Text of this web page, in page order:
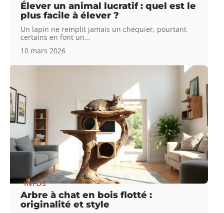
Élever un animal lucratif : quel est le
plus facile à élever ?
Un lapin ne remplit jamais un chéquier, pourtant
certains en font un…
10 mars 2026
INFOS
Arbre à chat en bois flotté :
originalité et style